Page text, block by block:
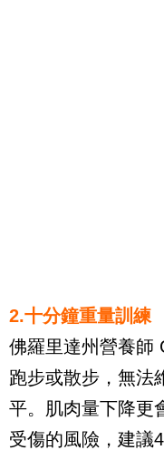
2.十分鐘重量訓練
佛羅里達州營養師
跑步或散步，無法
平。肌肉量下降更
受傷的風險，建議